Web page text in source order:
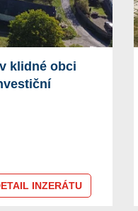
klidné obci
INZERÁTU